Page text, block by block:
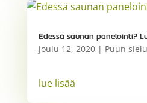
Edessä saunan panelointi?
joulu 12, 2020| Puun sielu
lue lisää